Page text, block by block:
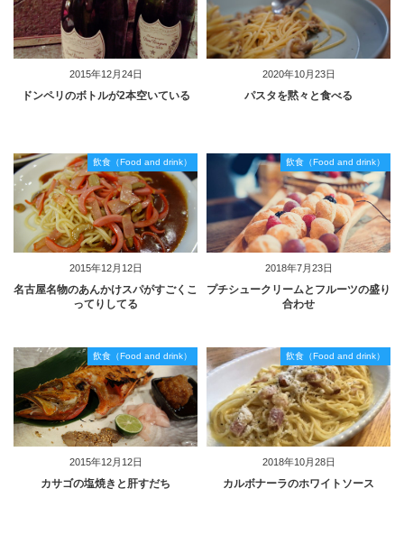
2015年12月24日
ドンペリのボトルが2本空いている
2020年10月23日
パスタを黙々と食べる
2015年12月12日
飲食（Food and drink）
名古屋名物のあんかけスパがすごくこ
ってりしてる
2018年7月23日
飲食（Food and drink）
プチシュークリームとフルーツの盛り
合わせ
2015年12月12日
飲食（Food and drink）
カサゴの塩焼きと肝すだち
2018年10月28日
飲食（Food and drink）
カルボナーラのホワイトソース